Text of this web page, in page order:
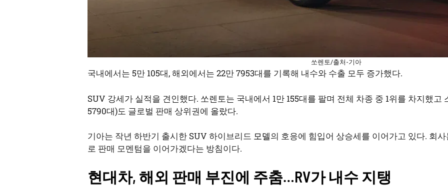
쏘렌토/출처-기아
국내에서는 5만 105대, 해외에서는 22만 7953대를 기록해 내수와 수출 모두 증가했다.
SUV 강세가 실적을 견인했다. 쏘렌토는 국내에서 1만 155대를 팔며 전체 차종 중 1위를 차지했고
5790대)도 글로벌 판매 상위권에 올랐다.
기아는 작년 하반기 출시한 SUV 하이브리드 모델의 호응에 힘입어 상승세를 이어가고 있다. 회
로 판매 모멘텀을 이어가겠다는 방침이다.
현대차, 해외 판매 부진에 주춤…RV가 내수 지탱